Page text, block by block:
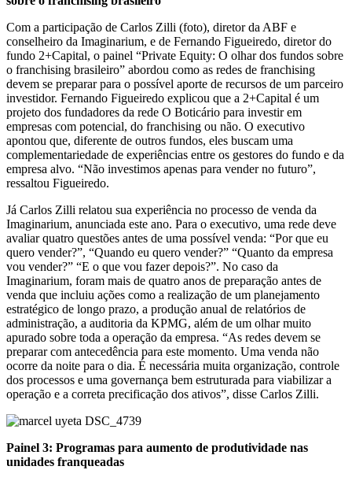
Com a participação de Carlos Zilli (foto), diretor da ABF e
conselheiro da Imaginarium, e de Fernando Figueiredo, diretor do
fundo 2+Capital, o painel “Private Equity: O olhar dos fundos sobre
o franchising brasileiro” abordou como as redes de franchising
devem se preparar para o possível aporte de recursos de um parceiro
investidor. Fernando Figueiredo explicou que a 2+Capital é um
projeto dos fundadores da rede O Boticário para investir em
empresas com potencial, do franchising ou não. O executivo
apontou que, diferente de outros fundos, eles buscam uma
complementariedade de experiências entre os gestores do fundo e da
empresa alvo. “Não investimos apenas para vender no futuro”,
ressaltou Figueiredo.
Já Carlos Zilli relatou sua experiência no processo de venda da
Imaginarium, anunciada este ano. Para o executivo, uma rede deve
avaliar quatro questões antes de uma possível venda: “Por que eu
quero vender?”, “Quando eu quero vender?” “Quanto da empresa
vou vender?” “E o que vou fazer depois?”. No caso da
Imaginarium, foram mais de quatro anos de preparação antes de
venda que incluiu ações como a realização de um planejamento
estratégico de longo prazo, a produção anual de relatórios de
administração, a auditoria da KPMG, além de um olhar muito
apurado sobre toda a operação da empresa. “As redes devem se
preparar com antecedência para este momento. Uma venda não
ocorre da noite para o dia. É necessária muita organização, controle
dos processos e uma governança bem estruturada para viabilizar a
operação e a correta precificação dos ativos”, disse Carlos Zilli.
Painel 3: Programas para aumento de produtividade nas
unidades franqueadas